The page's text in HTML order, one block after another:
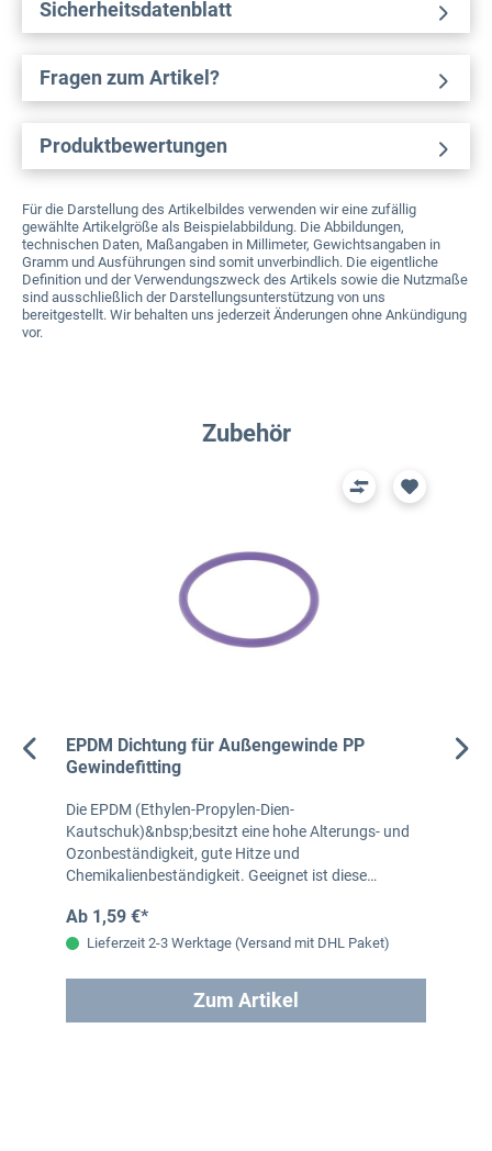
Sicherheitsdatenblatt
Fragen zum Artikel?
Produktbewertungen
Für die Darstellung des Artikelbildes verwenden wir eine zufällig
gewählte Artikelgröße als Beispielabbildung. Die Abbildungen,
technischen Daten, Maßangaben in Millimeter, Gewichtsangaben in
Gramm und Ausführungen sind somit unverbindlich. Die eigentliche
Definition und der Verwendungszweck des Artikels sowie die Nutzmaße
sind ausschließlich der Darstellungsunterstützung von uns
bereitgestellt. Wir behalten uns jederzeit Änderungen ohne Ankündigung
vor.
Produktgalerie überspringen
Zubehör
EPDM Dichtung für Außengewinde PP
Gewindefitting
Die EPDM (Ethylen-Propylen-Dien-
Kautschuk)&nbsp;besitzt eine hohe Alterungs- und
Ozonbeständigkeit, gute Hitze und
Chemikalienbeständigkeit. Geeignet ist diese…
Ab 1,59 €*
Lieferzeit 2-3 Werktage (Versand mit DHL Paket)
Zum Artikel